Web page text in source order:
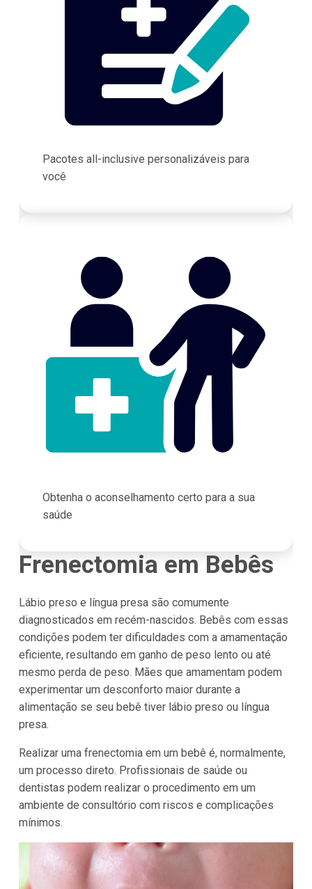
Pacotes all-inclusive personalizáveis para
você
Obtenha o aconselhamento certo para a sua
saúde
Frenectomia em Bebês
Lábio preso e língua presa são comumente
diagnosticados em recém-nascidos. Bebês com essas
condições podem ter dificuldades com a amamentação
eficiente, resultando em ganho de peso lento ou até
mesmo perda de peso. Mães que amamentam podem
experimentar um desconforto maior durante a
alimentação se seu bebê tiver lábio preso ou língua
presa.
Realizar uma frenectomia em um bebê é, normalmente,
um processo direto. Profissionais de saúde ou
dentistas podem realizar o procedimento em um
ambiente de consultório com riscos e complicações
mínimos.